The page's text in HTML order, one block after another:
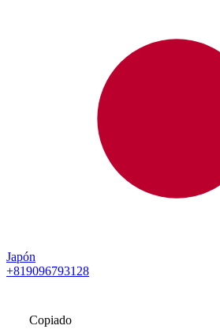
Japón
+819096793128
Copiado